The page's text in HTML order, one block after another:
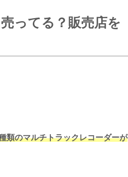
ってる？販売店を
類のマルチトラックレコーダーが